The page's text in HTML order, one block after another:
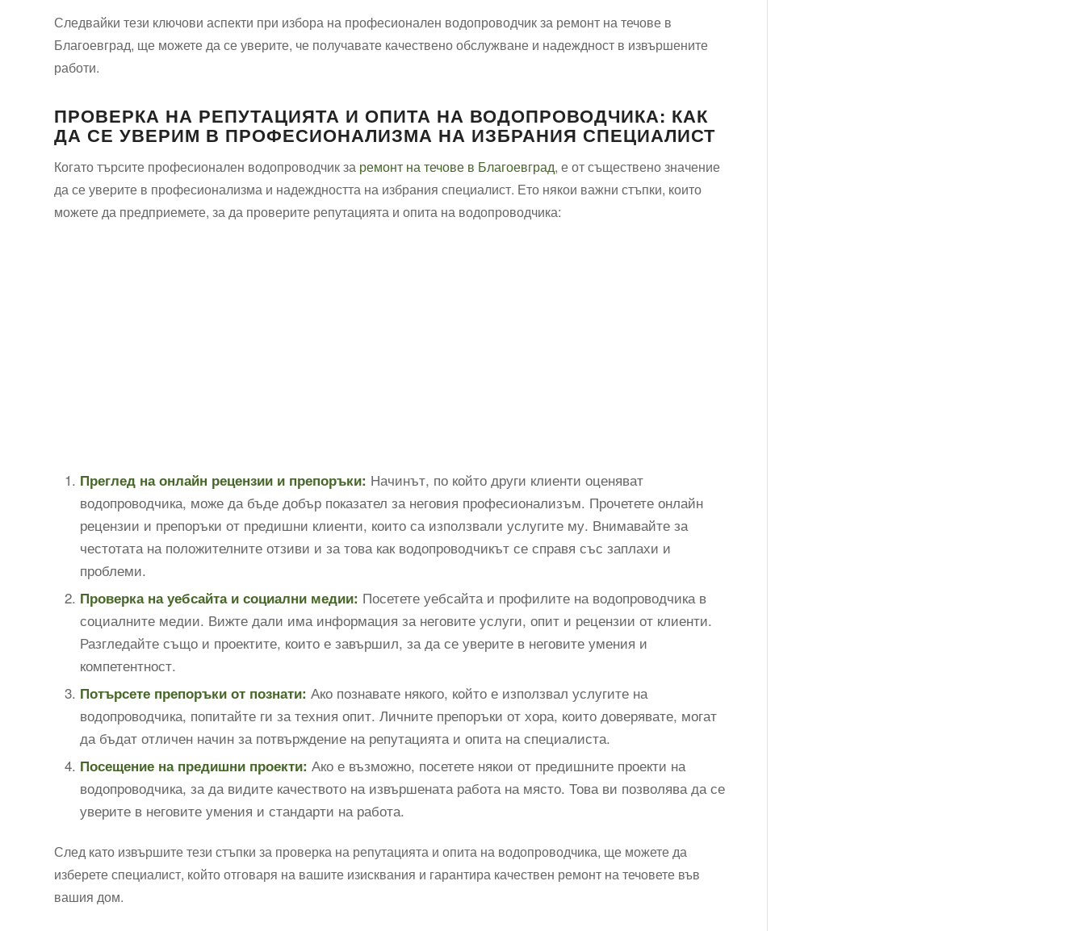
Следвайки тези ключови аспекти при избора на професионален водопроводчик за ремонт на течове в
Благоевград, ще можете да се уверите, че получавате качествено обслужване и надеждност в извършените
работи.
ПРОВЕРКА НА РЕПУТАЦИЯТА И ОПИТА НА ВОДОПРОВОДЧИКА: КАК
ДА СЕ УВЕРИМ В ПРОФЕСИОНАЛИЗМА НА ИЗБРАНИЯ СПЕЦИАЛИСТ
Когато търсите професионален водопроводчик за ремонт на течове в Благоевград, е от съществено значение
да се уверите в професионализма и надеждността на избрания специалист. Ето някои важни стъпки, които
можете да предприемете, за да проверите репутацията и опита на водопроводчика:
Преглед на онлайн рецензии и препоръки: Начинът, по който други клиенти оценяват
водопроводчика, може да бъде добър показател за неговия професионализъм. Прочетете онлайн
рецензии и препоръки от предишни клиенти, които са използвали услугите му. Внимавайте за
честотата на положителните отзиви и за това как водопроводчикът се справя със заплахи и
проблеми.
Проверка на уебсайта и социални медии: Посетете уебсайта и профилите на водопроводчика в
социалните медии. Вижте дали има информация за неговите услуги, опит и рецензии от клиенти.
Разгледайте също и проектите, които е завършил, за да се уверите в неговите умения и
компетентност.
Потърсете препоръки от познати: Ако познавате някого, който е използвал услугите на
водопроводчика, попитайте ги за техния опит. Личните препоръки от хора, които доверявате, могат
да бъдат отличен начин за потвърждение на репутацията и опита на специалиста.
Посещение на предишни проекти: Ако е възможно, посетете някои от предишните проекти на
водопроводчика, за да видите качеството на извършената работа на място. Това ви позволява да се
уверите в неговите умения и стандарти на работа.
След като извършите тези стъпки за проверка на репутацията и опита на водопроводчика, ще можете да
изберете специалист, който отговаря на вашите изисквания и гарантира качествен ремонт на течовете във
вашия дом.